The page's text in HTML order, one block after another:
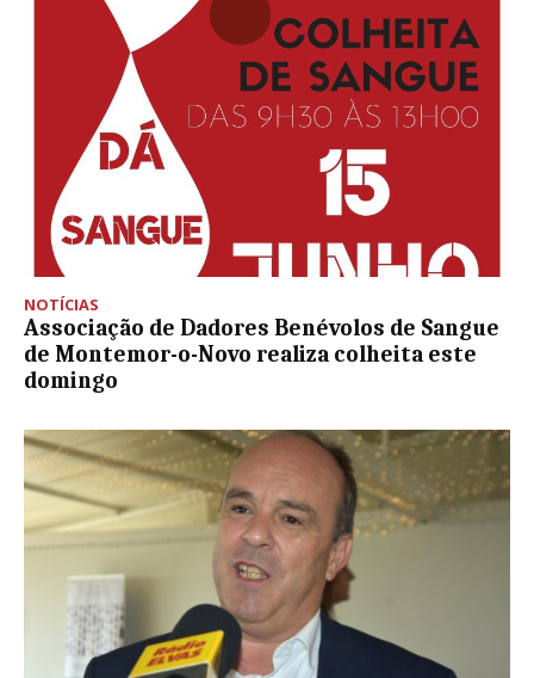
NOTÍCIAS
Associação de Dadores Benévolos de Sangue
de Montemor-o-Novo realiza colheita este
domingo